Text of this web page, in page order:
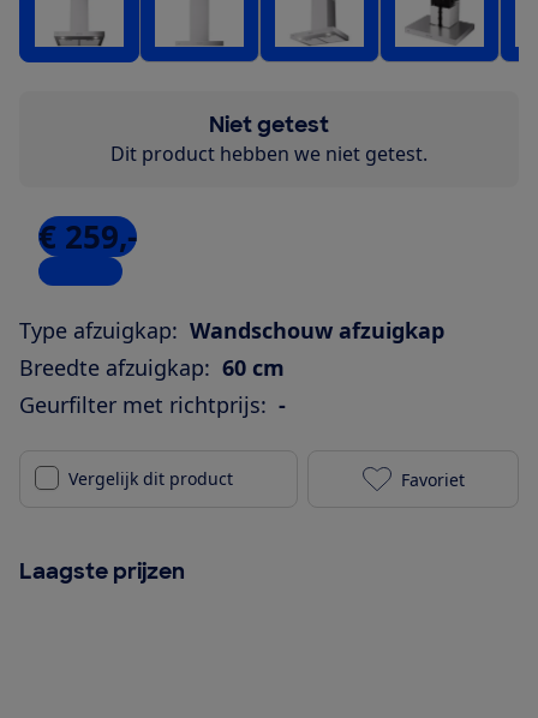
Niet getest
Dit product hebben we niet getest.
€ 259,-
5 winkels
Type afzuigkap: Wandschouw afzuigkap
Breedte afzuigkap: 60 cm
Geurfilter met richtprijs: -
Vergelijk dit product ETNA
Favoriet
Laagste prijzen